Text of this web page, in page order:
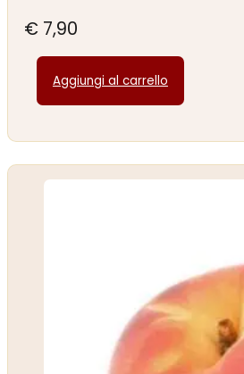
€ 7,90
Aggiungi al carrello